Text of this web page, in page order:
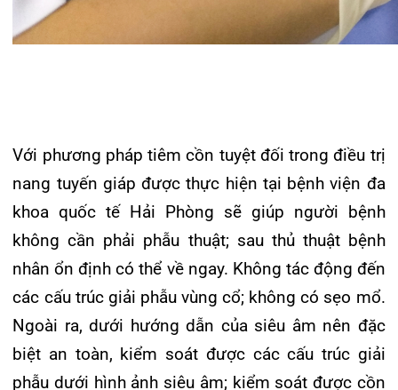
Tin mới nhất
TRẢI NGHIỆM Y TẾ CHUẨN QUỐC
TẾ CHẠM ĐẾN TRÁI TI...
28/07/2026
BỆNH VIỆN ĐA KHOA QUỐC TẾ
HẢI PHÒNG THÔNG BÁO T...
27/07/2026
CẢNH BÁO: TỰ Ý SỬ DỤNG
THUỐC NAM, THUỐC BẮC KHÔ...